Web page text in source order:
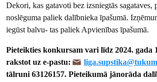
Dekori, kas gatavoti bez izsniegtās sagataves,
noslēguma paliek dalībnieka īpašumā.
iegūst balvu- tas paliek Apvienības īpašumā.
Pieteikties konkursam vari līdz 2024. gada
rakstot uz e-pastu:
tālruni 63126157. Pieteikumā jānorāda